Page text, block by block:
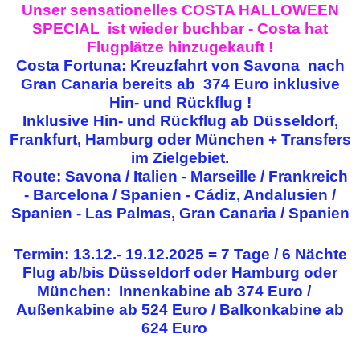
Unser sensationelles COSTA HALLOWEEN
SPECIAL ist wieder buchbar - Costa hat
Flugplätze hinzugekauft !
Costa Fortuna: Kreuzfahrt von Savona nach
Gran Canaria bereits ab 374 Euro inklusive
Hin- und Rückflug !
Inklusive Hin- und Rückflug ab Düsseldorf,
Frankfurt, Hamburg oder München + Transfers
im Zielgebiet.
Route: Savona / Italien - Marseille / Frankreich
- Barcelona / Spanien - Cádiz, Andalusien /
Spanien - Las Palmas, Gran Canaria / Spanien
Termin: 13.12.- 19.12.2025 = 7 Tage / 6 Nächte
Flug ab/bis Düsseldorf oder Hamburg oder
München: Innenkabine ab 374 Euro /
Außenkabine ab 524 Euro / Balkonkabine ab
624 Euro